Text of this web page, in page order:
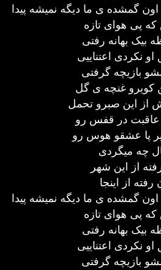
گمشده ی ما دیگه نمیشه پیدا
پی هوای تازه
بیک بهانه رفتی
نکردی اعتناییی
بازیچه گرفتی
کویرو غنچه ی گل
از این صبرو تحمل
در قفس رو
پا عشقو هوس رو
چه میگردی
از این شهر
رفته از اینجا
گمشده ی ما دیگه نمیشه پیدا
پی هوای تازه
بیک بهانه رفتی
نکردی اعتناییی
بازیچه گرفتی